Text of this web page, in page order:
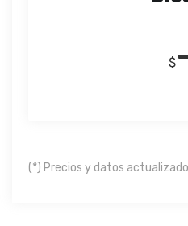
$
(*) Precios y datos